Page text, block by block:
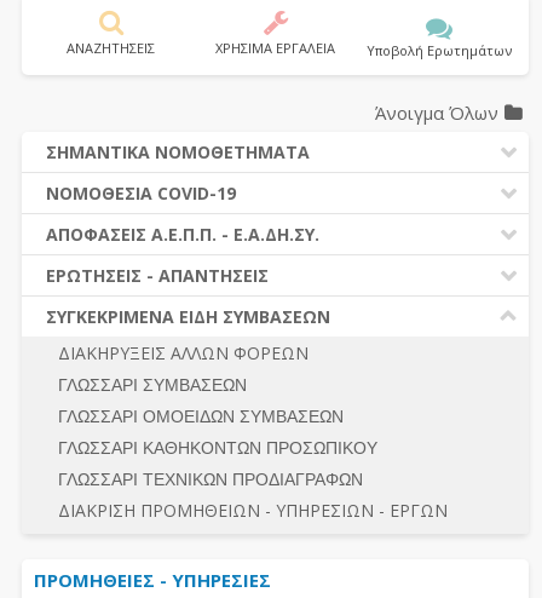
ΑΝΑΖΗΤΗΣΕΙΣ ΧΡΗΣΙΜΑ ΕΡΓΑΛΕΙΑ Υποβολή Ερωτημάτων
Άνοιγμα Όλων
ΣΗΜΑΝΤΙΚΑ ΝΟΜΟΘΕΤΗΜΑΤΑ
ΔΗΜΟΣΙΕΣ ΣΥΜΒΑΣΕΙΣ (Ν. 4412/2016)
ΔΗΜΟΤΙΚΟΣ ΚΩΔΙΚΑΣ (Ν.3463/2006)
ΚΑΛΛΙΚΡΑΤΗΣ (Ν.3852/2010)
ΝΟΜΟΘΕΣΙΑ - ΝΟΜΟΛΟΓΙΑ (ΣΥΝΟΛΟ)
ΝΟΜΟΘΕΣΙΑ COVID-19
ΝΟΜΟΘΕΣΙΑ - ΝΟΜΟΛΟΓΙΑ COVID -19
ΕΡΩΤΗΣΕΙΣ - ΑΠΑΝΤΗΣΕΙΣ
ΑΠΟΦΑΣΕΙΣ Α.Ε.Π.Π. - Ε.Α.ΔΗ.ΣΥ.
ΠΡΟΔΙΚΑΣΤΙΚΗ ΠΡΟΣΦΥΓΗ
ΓΕΝΙΚΟΙ ΚΑΝΟΝΕΣ
ΔΙΚΑΙΟΥΜΕΝΟΙ ΣΥΜΜΕΤΟΧΗΣ
ΠΡΟΣΦΟΡΕΣ – ΔΙΚΑΙΟΛΟΓΗΤΙΚΑ ΣΥΜΜΕΤΟΧΗΣ
ΔΙΕΞΑΓΩΓΗ ΔΙΑΔΙΚΑΣΙΑΣ
ΕΣΗΔΗΣ – ΚΗΜΔΗΣ
ΠΕΡΙΛΗΨΕΙΣ ΑΠΟΦΑΣΕΩΝ Α.Ε.Π.Π. - Ε.Α.ΔΗ.ΣΥ.
ΣΥΝΟΛΟ
ΕΡΩΤΗΣΕΙΣ - ΑΠΑΝΤΗΣΕΙΣ
Ν. 4782/2021 - ΤΡΟΠΟΠΟΙΗΣΗ 4412/2016
ΔΙΕΞΑΓΩΓΗ ΔΙΑΔΙΚΑΣΙΑΣ
ΔΙΑΔΙΚΑΣΙΕΣ ΑΝΑΘΕΣΗΣ
ΓΕΝΙΚΟΙ ΚΑΝΟΝΕΣ
ΠΡΟΕΤΟΙΜΑΣΙΑ - ΔΗΜΟΣΙΟΤΗΤΑ
ΛΟΓΟΙ ΑΠΟΚΛΕΙΣΜΟΥ-ΔΙΚΑΙΟΥΜΕΝΟΙ ΣΥΜΜΕΤΟΧΗΣ
ΠΡΟΣΦΟΡΕΣ - ΔΙΚΑΙΟΛΟΓΗΤΙΚΑ ΣΥΜΜΕΤΟΧΗΣ
ΣΥΓΚΕΚΡΙΜΕΝΑ ΕΙΔΗ ΣΥΜΒΑΣΕΩΝ
ΔΙΑΚΗΡΥΞΕΙΣ ΑΛΛΩΝ ΦΟΡΕΩΝ
ΓΛΩΣΣΑΡΙ ΣΥΜΒΑΣΕΩΝ
ΓΛΩΣΣΑΡΙ ΟΜΟΕΙΔΩΝ ΣΥΜΒΑΣΕΩΝ
ΓΛΩΣΣΑΡΙ ΚΑΘΗΚΟΝΤΩΝ ΠΡΟΣΩΠΙΚΟΥ
ΓΛΩΣΣΑΡΙ ΤΕΧΝΙΚΩΝ ΠΡΟΔΙΑΓΡΑΦΩΝ
ΔΙΑΚΡΙΣΗ ΠΡΟΜΗΘΕΙΩΝ - ΥΠΗΡΕΣΙΩΝ - ΕΡΓΩΝ
ΠΡΟΜΗΘΕΙΕΣ - ΥΠΗΡΕΣΙΕΣ